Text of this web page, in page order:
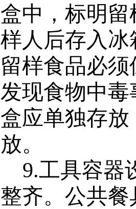
盒中，标明
样人后存入
留样食品必须
发现食物中
盒应单独存
放。
9.工具容器
整齐。公共